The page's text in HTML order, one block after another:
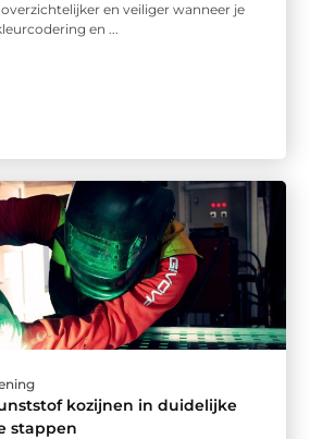
en veiliger wanneer je
en ...
kozijnen in duidelijke
stappen